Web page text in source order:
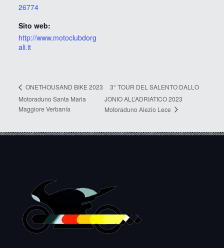
26774
Sito web:
http://www.motoclubdorg
ali.it
ONETHOUSAND BIKE 2023
Motoraduno Santa Maria
Maggiore Verbania
3° TOUR DEL SALENTO DALLO
JONIO ALL’ADRIATICO 2023
Motoraduno Alezio Lece